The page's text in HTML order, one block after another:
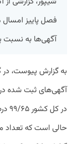
فصل پاییز
آگهی‌ها به نسبت
به گزارش پیوست،
آگهی‌های ثبت شده
حالی است که تعداد